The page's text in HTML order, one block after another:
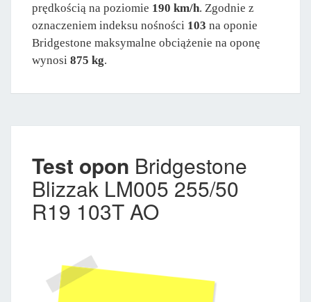
prędkością na poziomie 190 km/h. Zgodnie z
oznaczeniem indeksu nośności 103 na oponie
Bridgestone maksymalne obciążenie na oponę
wynosi 875 kg.
Test opon Bridgestone
Blizzak LM005 255/50
R19 103T AO